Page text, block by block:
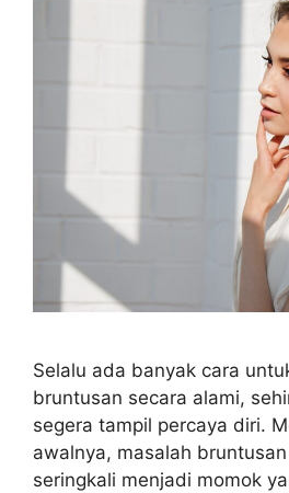
Selalu ada banyak cara
bruntusan secara alami,
segera tampil percaya diri.
awalnya, masalah
seringkali menjadi momok